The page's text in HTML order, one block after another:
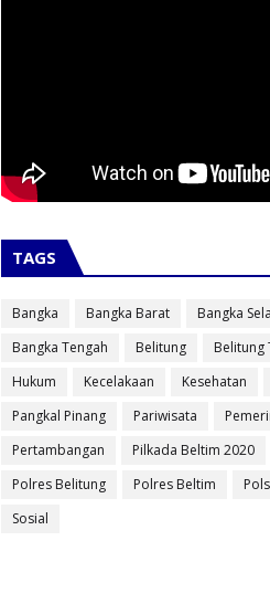
TAGS
Bangka Bangka Barat
Bangka
Bangka Tengah
Belitung Belitung
Hukum
Kecelakaan Kesehatan
Pangkal Pinang
Pariwisata
Pertambangan
Pilkada Beltim 2020
Polres Belitung
Polres Beltim
Sosial